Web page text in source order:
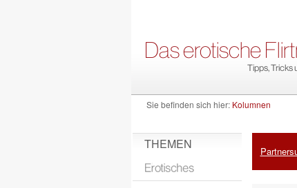
Sie befinden sich hier: Kolumnen
THEMEN